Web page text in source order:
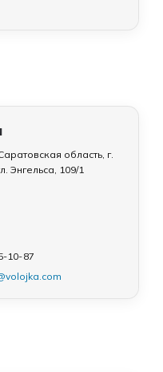
область, г.
Энгельса, 109/1
10-87